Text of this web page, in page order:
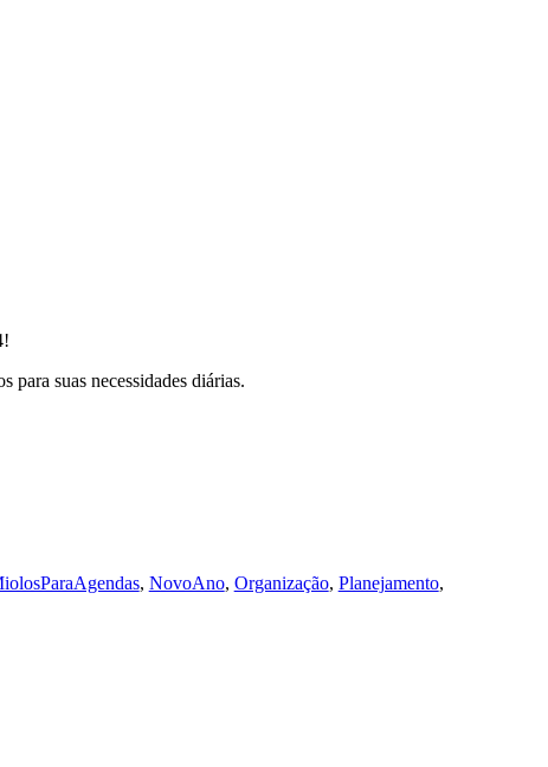
para suas necessidades diárias.
, NovoAno, Organização, Planejamento,